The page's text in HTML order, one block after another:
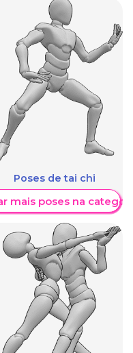
Poses de tai chi
mais poses na